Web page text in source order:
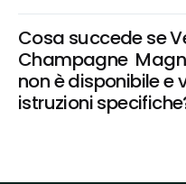
Cosa succede se
Champagne
non è disponibile e
istruzioni